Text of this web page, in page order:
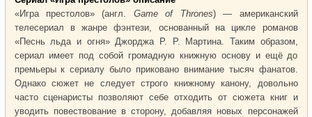
«Игра престолов» (англ. Game of Thrones) — американский
телесериал в жанре фэнтези, основанный на цикле романов
«Песнь льда и огня» Джорджа Р. Р. Мартина. Таким образом,
сериал имеет под собой громадную книжную основу и ещё до
премьеры к сериалу было приковано внимание тысяч фанатов.
Однако сюжет не следует строго книжному канону, довольно
часто сценаристы позволяют себе отходить от сюжета книг и
уводить повествование в сторону, добавляя новых персонажей